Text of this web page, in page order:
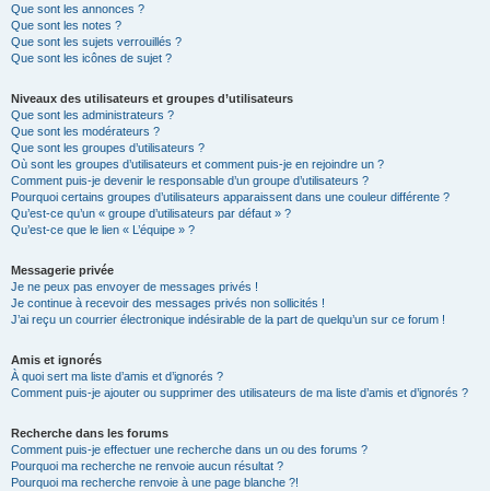
Que sont les annonces ?
Que sont les notes ?
Que sont les sujets verrouillés ?
Que sont les icônes de sujet ?
Niveaux des utilisateurs et groupes d’utilisateurs
Que sont les administrateurs ?
Que sont les modérateurs ?
Que sont les groupes d’utilisateurs ?
Où sont les groupes d’utilisateurs et comment puis-je en rejoindre un ?
Comment puis-je devenir le responsable d’un groupe d’utilisateurs ?
Pourquoi certains groupes d’utilisateurs apparaissent dans une couleur différente ?
Qu’est-ce qu’un « groupe d’utilisateurs par défaut » ?
Qu’est-ce que le lien « L’équipe » ?
Messagerie privée
Je ne peux pas envoyer de messages privés !
Je continue à recevoir des messages privés non sollicités !
J’ai reçu un courrier électronique indésirable de la part de quelqu’un sur ce forum !
Amis et ignorés
À quoi sert ma liste d’amis et d’ignorés ?
Comment puis-je ajouter ou supprimer des utilisateurs de ma liste d’amis et d’ignorés ?
Recherche dans les forums
Comment puis-je effectuer une recherche dans un ou des forums ?
Pourquoi ma recherche ne renvoie aucun résultat ?
Pourquoi ma recherche renvoie à une page blanche ?!